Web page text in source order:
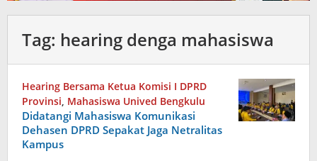
Tag: hearing denga mahasiswa
Hearing Bersama Ketua Komisi I DPRD
Provinsi, Mahasiswa Unived Bengkulu
Didatangi Mahasiswa Komunikasi
Dehasen DPRD Sepakat Jaga Netralitas
Kampus